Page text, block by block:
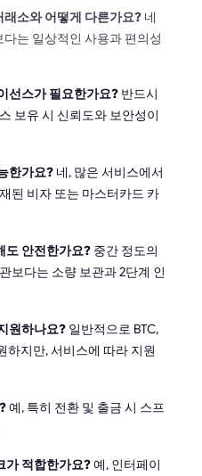
소와 어떻게 다른가요? 네
는 일상적인 사용과 편의성
선스가 필요한가요? 반드시
보유 시 신뢰도와 보안성이
한가요? 네, 많은 서비스에서
된 비자 또는 마스터카드 카
도 안전한가요? 중간 정도의
보다는 소량 보관과 2단계 인
원하나요? 일반적으로 BTC,
하지만, 서비스에 따라 지원
예, 특히 전환 및 출금 시 스프
가 적합한가요?예, 인터페이